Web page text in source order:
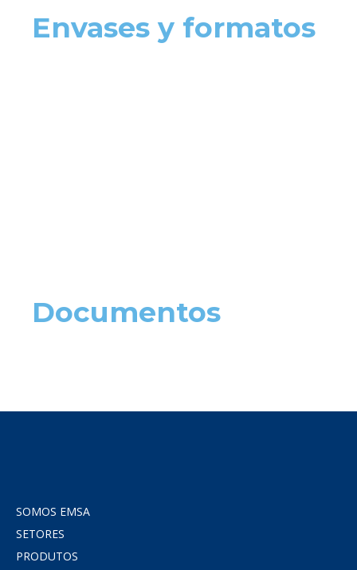
Envases y formatos
Documentos
SOMOS EMSA
SETORES
PRODUTOS